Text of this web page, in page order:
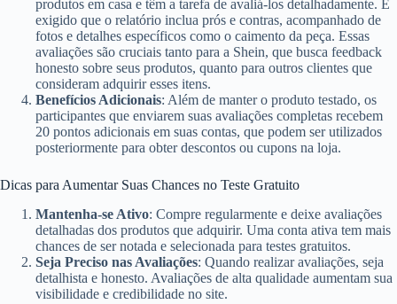
produtos em casa e têm a tarefa de avaliá-los detalhadamente. É
exigido que o relatório inclua prós e contras, acompanhado de
fotos e detalhes específicos como o caimento da peça. Essas
avaliações são cruciais tanto para a Shein, que busca feedback
honesto sobre seus produtos, quanto para outros clientes que
consideram adquirir esses itens.
Benefícios Adicionais: Além de manter o produto testado, os
participantes que enviarem suas avaliações completas recebem
20 pontos adicionais em suas contas, que podem ser utilizados
posteriormente para obter descontos ou cupons na loja.
Dicas para Aumentar Suas Chances no Teste Gratuito
Mantenha-se Ativo: Compre regularmente e deixe avaliações
detalhadas dos produtos que adquirir. Uma conta ativa tem mais
chances de ser notada e selecionada para testes gratuitos.
Seja Preciso nas Avaliações: Quando realizar avaliações, seja
detalhista e honesto. Avaliações de alta qualidade aumentam sua
visibilidade e credibilidade no site.